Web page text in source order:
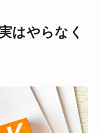
はやらなく